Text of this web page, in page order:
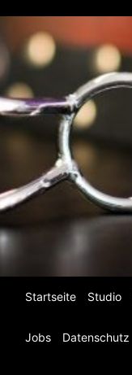
Inhalt
springen
Startseite Studio
Jobs Datenschutz